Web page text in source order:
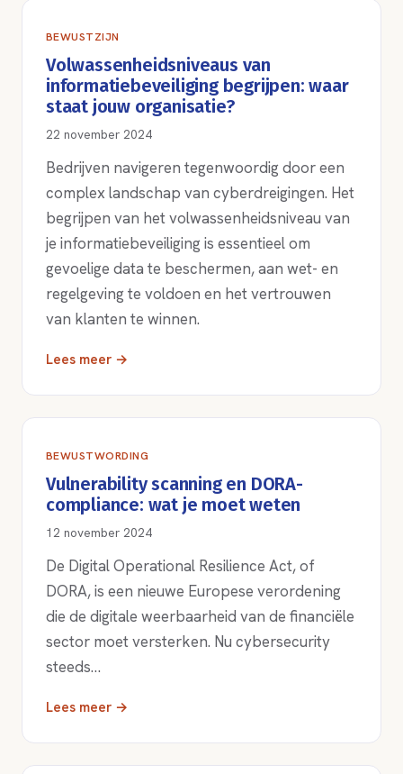
BEWUSTZIJN
Volwassenheidsniveaus van
informatiebeveiliging begrijpen: waar
staat jouw organisatie?
22 november 2024
Bedrijven navigeren tegenwoordig door een
complex landschap van cyberdreigingen. Het
begrijpen van het volwassenheidsniveau van
je informatiebeveiliging is essentieel om
gevoelige data te beschermen, aan wet- en
regelgeving te voldoen en het vertrouwen
van klanten te winnen.
Lees meer →
BEWUSTWORDING
Vulnerability scanning en DORA-
compliance: wat je moet weten
12 november 2024
De Digital Operational Resilience Act, of
DORA, is een nieuwe Europese verordening
die de digitale weerbaarheid van de financiële
sector moet versterken. Nu cybersecurity
steeds…
Lees meer →